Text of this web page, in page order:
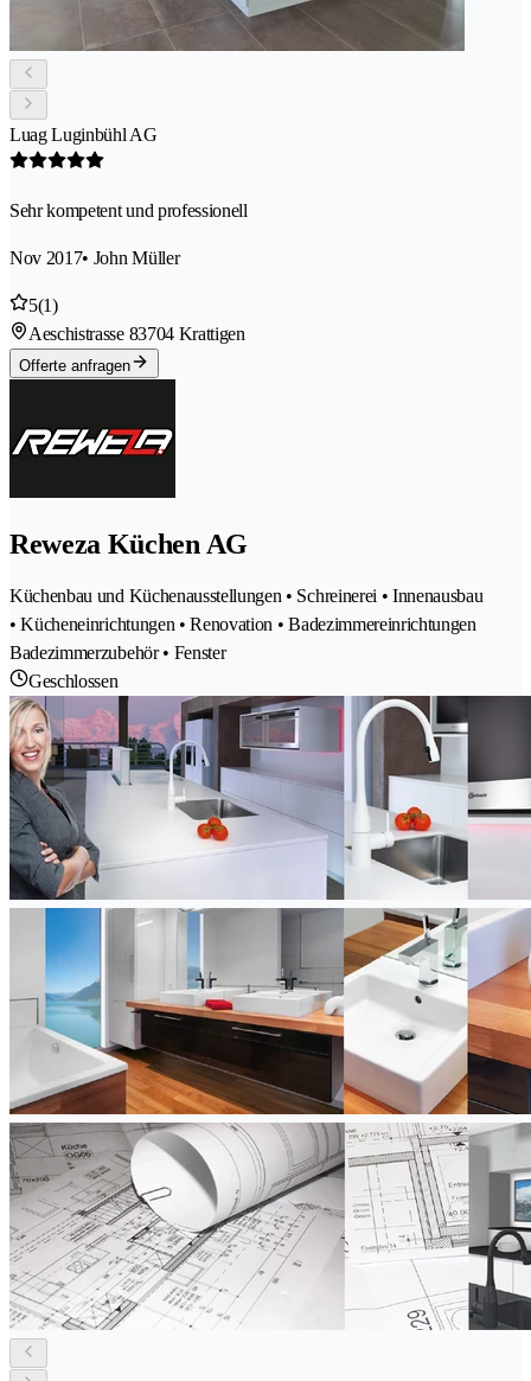
Luag Luginbühl AG
Sehr kompetent und professionell
Nov 2017• John Müller
5(1)
Aeschistrasse 83704 Krattigen
Offerte anfragen
Reweza Küchen AG
Küchenbau und Küchenausstellungen • Schreinerei • Innenausbau
• Kücheneinrichtungen • Renovation • Badezimmereinrichtungen
Badezimmerzubehör • Fenster
Geschlossen